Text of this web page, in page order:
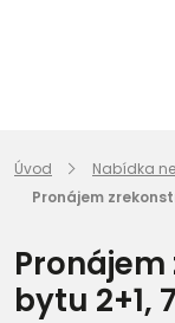
Úvod
Nabídka
Pronájem
bytu 2+1,